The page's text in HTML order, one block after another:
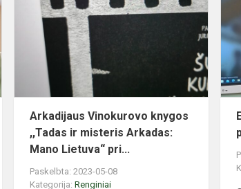
knygos
pristatymas
knygos
,,Tadas
ir
M...
Arkadijaus Vinokurovo knygos
,,Tadas ir misteris Arkadas:
Mano Lietuva“ pri...
Paskelbta: 2023-05-08
Kategorija:Renginiai